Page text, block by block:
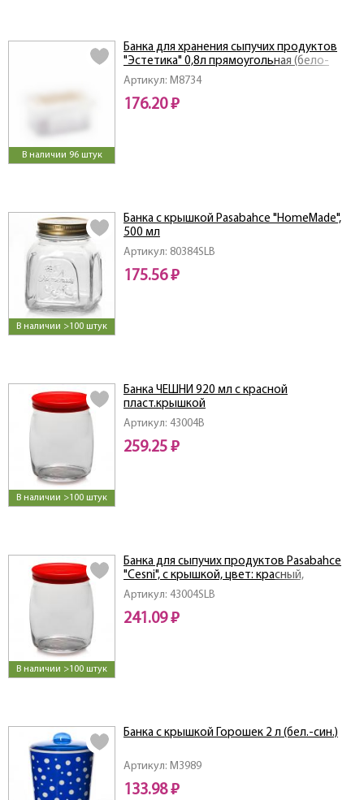
В наличии 96 штук
Артикул: M8734
Банка для хранения сыпучих продуктов
"Эстетика" 0,8л прямоугольная (бело-
бежевый)
176.20 ₽
В наличии >100 штук
Артикул: 80384SLB
Банка с крышкой Pasabahce "HomeMade",
500 мл
175.56 ₽
В наличии >100 штук
Артикул: 43004B
Банка ЧЕШНИ 920 мл с красной
пласт.крышкой
259.25 ₽
В наличии >100 штук
Артикул: 43004SLB
Банка для сыпучих продуктов Pasabahce
"Cesni", с крышкой, цвет: красный,
прозрачный, 940 мл
241.09 ₽
Артикул: M3989
Банка с крышкой Горошек 2 л (бел.-син.)
133.98 ₽